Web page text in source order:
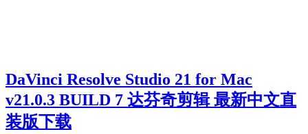
DaVinci Resolve Studio 21 for Mac
v21.0.3 BUILD 7 达芬奇剪辑 最新中文直
装版下载